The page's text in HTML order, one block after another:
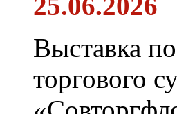
Выставка
торгового